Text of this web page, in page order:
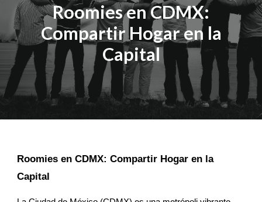
Roomies en CDMX:
Compartir Hogar en la
Capital
Roomies en CDMX: Compartir Hogar en la
Capital